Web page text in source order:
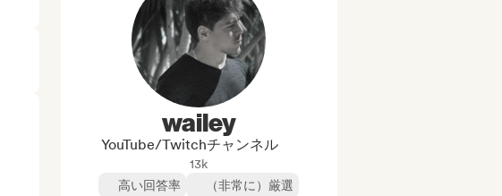
wailey
YouTube/Twitchチャンネル
13k
高い回答率
（非常に）厳選